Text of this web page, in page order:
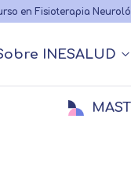
en Fisioterapia
INESALUD
Acreditaciones
Webinars